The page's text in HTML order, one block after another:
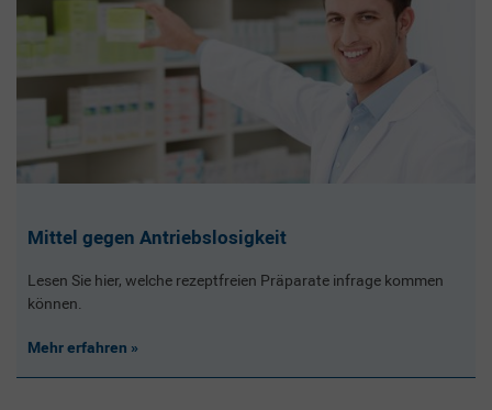
Mittel gegen Antriebslosigkeit
Lesen Sie hier, welche rezeptfreien Präparate infrage kommen
können.
Mehr erfahren